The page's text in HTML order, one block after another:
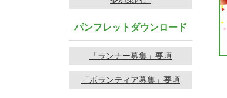
パンフレットダウンロード
「ランナー募集」要項
「ボランティア募集」要項